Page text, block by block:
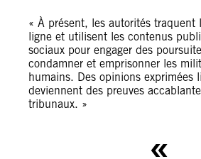
« À présent, les autorités traquent
ligne et utilisent les contenus
sociaux pour engager des
condamner et emprisonner les
humains. Des opinions exprimées
deviennent des preuves
tribunaux. »